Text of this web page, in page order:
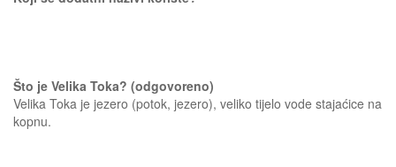
Što je Velika Toka? (odgovoreno)
Velika Toka je jezero (potok, jezero), veliko tijelo vode stajaćice na
kopnu.